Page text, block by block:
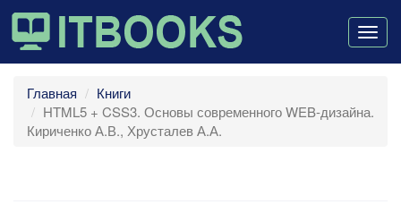
Главная
Книги
HTML5 + CSS3. Основы современного WEB-дизайна.
Кириченко А.В., Хрусталев А.А.